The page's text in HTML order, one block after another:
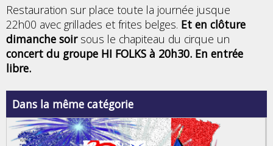
Restauration sur place toute la journée jusque
22h00 avec grillades et frites belges. Et en clôture
dimanche soirsous le chapiteau du cirque un
concert du groupe HI FOLKS à 20h30. En entrée
libre.
Dans la même catégorie